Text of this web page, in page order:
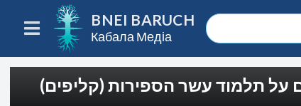
BNEI BARUCH
Кабала Медіа
על תלמוד עשר הספירות (קליפים)